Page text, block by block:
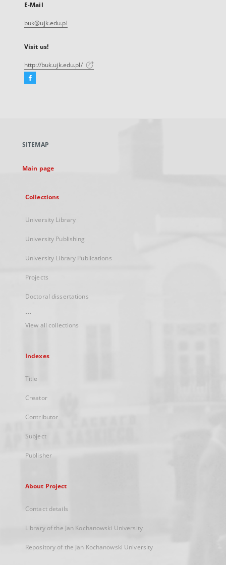
E-Mail
buk@ujk.edu.pl
Visit us!
http://buk.ujk.edu.pl/
Facebook
new
SITEMAP
Main page
Collections
University Library
University Publishing
University Library Publications
Projects
Doctoral dissertations
...
View all collections
Indexes
Title
Creator
Contributor
Subject
Publisher
About Project
Contact details
Library of the Jan Kochanowski University
Repository of the Jan Kochanowski University